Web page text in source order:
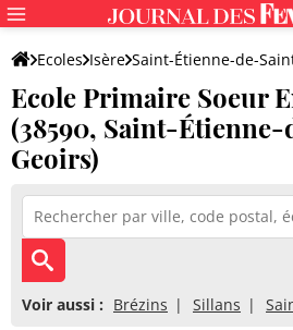
Ecoles Isère Saint-Étienne-de-
Ecole Primaire Soeur Emmanuelle
Ecole Primaire Soeur
(38590, Saint-
Geoirs)
Voir aussi : Brézins Sillans